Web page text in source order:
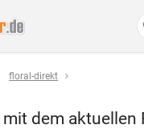
floral-direkt
dem aktuellen